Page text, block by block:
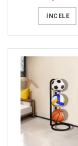
İNCELE